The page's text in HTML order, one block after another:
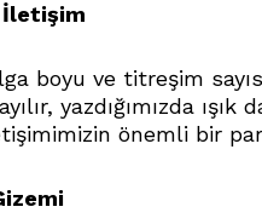
İletişim
boyu ve titreşim
yazdığımızda
önemli bir